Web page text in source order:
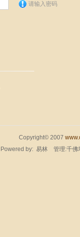
请输入密码
Copyright© 2007
Powered by: 易林 管理:千佛